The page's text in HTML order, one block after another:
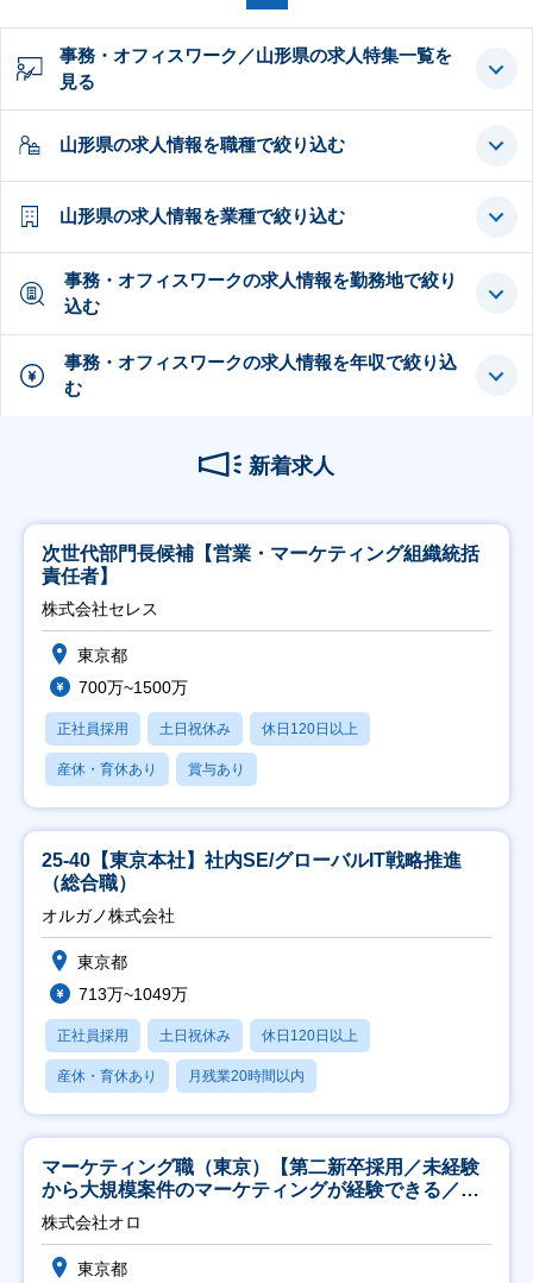
事務・オフィスワーク／山形県の求人特集一覧を
見る
山形県の求人情報を職種で絞り込む
山形県の求人情報を業種で絞り込む
事務・オフィスワークの求人情報を勤務地で絞り
込む
事務・オフィスワークの求人情報を年収で絞り込
む
新着求人
次世代部門長候補【営業・マーケティング組織統括
責任者】
株式会社セレス
東京都
700万~1500万
正社員採用 土日祝休み 休日120日以上
産休・育休あり 賞与あり
25-40【東京本社】社内SE/グローバルIT戦略推進
（総合職）
オルガノ株式会社
東京都
713万~1049万
正社員採用 土日祝休み 休日120日以上
産休・育休あり 月残業20時間以内
マーケティング職（東京）【第二新卒採用／未経験
から大規模案件のマーケティングが経験できる／研
修充実】
株式会社オロ
東京都